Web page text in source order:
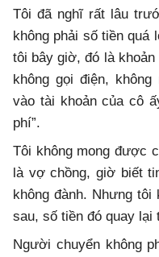
Tôi đã nghĩ rất lâu
không phải số tiền quá
tôi bây giờ, đó là
không gọi điện,
vào tài khoản của cô
phí”.
Tôi không mong được
là vợ chồng, giờ biết
không đành. Nhưng
sau, số tiền đó quay lại
Người chuyển không